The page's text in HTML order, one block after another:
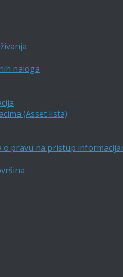
naloga
(Asset lista)
o pravu na pristup